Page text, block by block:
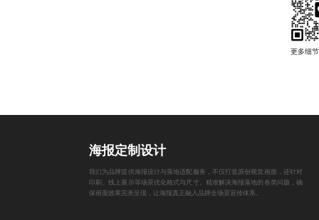
海报定制设计
我们为品牌提供海报设计与落地适配服务，不仅打造原创视觉画面，还针对
印刷、线上展示等场景优化格式与尺寸。精准解决海报落地的各类问题，确
保画面效果完美呈现，让海报真正融入品牌全场景宣传体系。